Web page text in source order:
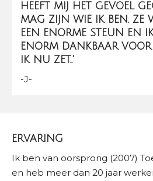
HEEFT MIJ HET GEVOEL
MAG ZIJN WIE IK BEN. ZE
EEN ENORME STEUN EN
ENORM DANKBAAR VOOR
IK NU ZET..'
-J-
ERVARING
Ik ben van oorsprong (2007)
en heb meer dan 20 jaar